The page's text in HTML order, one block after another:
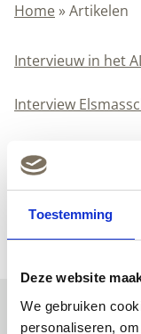
Toestemming
Deze website
We gebruiken
personaliseren,
Home»Artikelen
Intervieuw in het
Interview
Pre-School Age
Artikel Tom Coke